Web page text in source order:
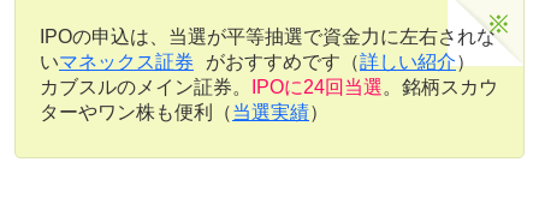
IPOの申込は、当選が平等抽選で資金力に左右されな
いマネックス証券 がおすすめです（詳しい紹介）
カブスルのメイン証券。
IPOに24回当選。銘柄スカウ
ターやワン株も便利（当選実績）